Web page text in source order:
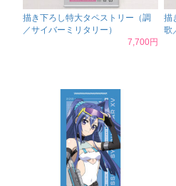
描き下ろし特大タペストリー（調
／サイバーミリタリー）
7,700円
描
歌